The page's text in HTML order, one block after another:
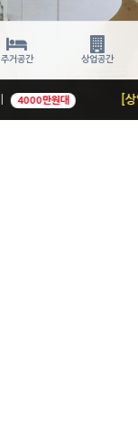
주거공간 상업공간
[상업공간] 충북 청주